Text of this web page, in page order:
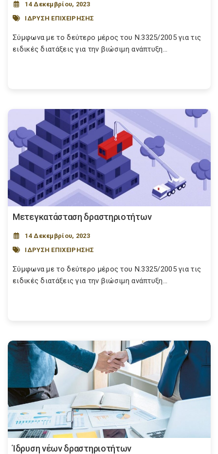
14 Δεκεμβρίου, 2023
ΙΔΡΥΣΗ ΕΠΙΧΕΙΡΗΣΗΣ
Σύμφωνα με το δεύτερο μέρος του Ν.3325/2005 για τις
ειδικές διατάξεις για την βιώσιμη ανάπτυξη...
Μετεγκατάσταση δραστηριοτήτων
14 Δεκεμβρίου, 2023
ΙΔΡΥΣΗ ΕΠΙΧΕΙΡΗΣΗΣ
Σύμφωνα με το δεύτερο μέρος του Ν.3325/2005 για τις
ειδικές διατάξεις για την βιώσιμη ανάπτυξη...
Ίδρυση νέων δραστηριοτήτων